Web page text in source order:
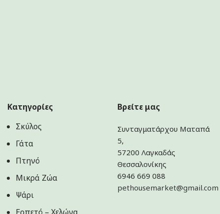
Κατηγορίες
Σκύλος
Γάτα
Πτηνό
Μικρά Ζώα
Ψάρι
Βρείτε μας
Συνταγματάρχου Ματαπά
5,
57200 Λαγκαδάς
Θεσσαλονίκης
6946 669 088
pethousemarket@gmail.com